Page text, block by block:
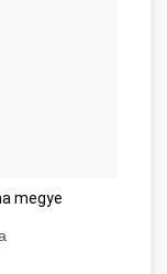
megye